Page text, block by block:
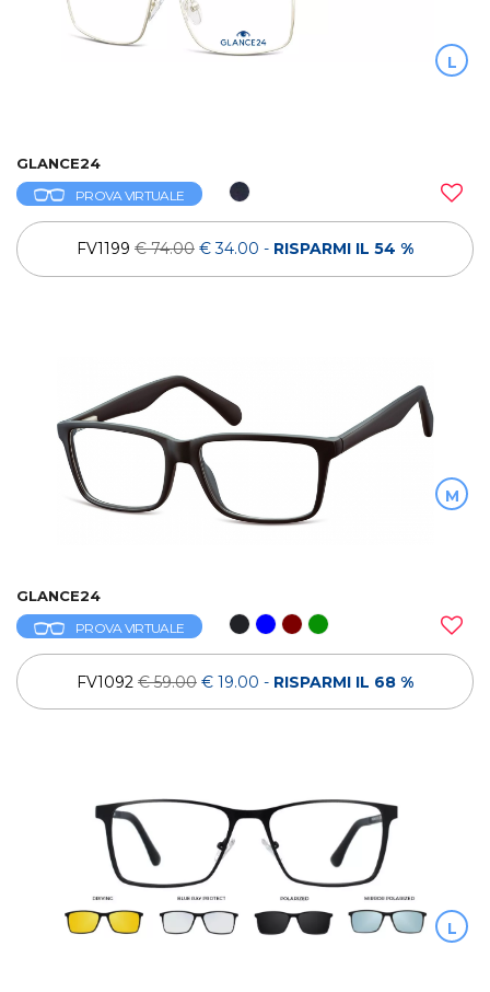
L
GLANCE24
PROVA VIRTUALE
FV1199 € 74.00 € 34.00 - RISPARMI IL 54 %
M
GLANCE24
PROVA VIRTUALE
FV1092 € 59.00 € 19.00 - RISPARMI IL 68 %
L